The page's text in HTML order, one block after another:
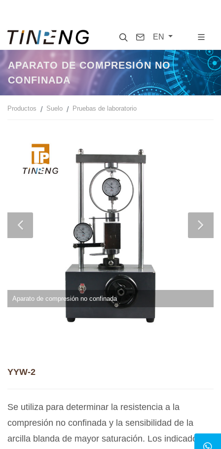
SearchContact
EN
APARATO DE COMPRESIÓN NO
CONFINADA
Productos Suelo Pruebas de laboratorio
Aparato de compresión no confinada
YYW-2
Se utiliza para determinar la resistencia a la
compresión no confinada y la sensibilidad de la
arcilla blanda de mayor saturación. Los indicadores